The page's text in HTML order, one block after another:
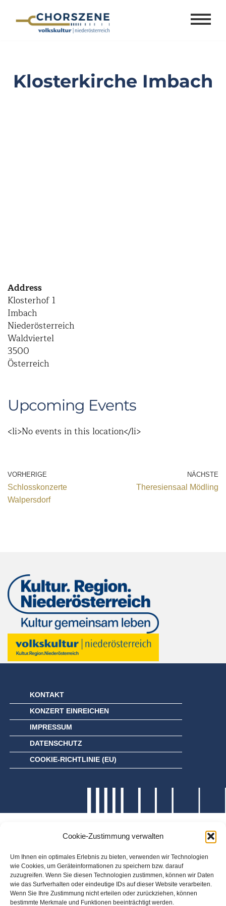
Cookie-Zustimmung verwalten
Um Ihnen ein optimales Erlebnis zu bieten, verwenden wir Technologien
wie Cookies, um Geräteinformationen zu speichern bzw. darauf
zuzugreifen. Wenn Sie diesen Technologien zustimmen, können wir Daten
wie das Surfverhalten oder eindeutige IDs auf dieser Website verarbeiten.
Wenn Sie Ihre Zustimmung nicht erteilen oder zurückziehen, können
bestimmte Merkmale und Funktionen beeinträchtigt werden.
Klosterkirche Imbach
Address
Klosterhof 1
Imbach
Niederösterreich
Waldviertel
3500
Österreich
Upcoming Events
<li>No events in this location</li>
VORHERIGE
Schlosskonzerte
Walpersdorf
NÄCHSTE
Theresiensaal Mödling
KONTAKT
KONZERT EINREICHEN
IMPRESSUM
DATENSCHUTZ
COOKIE-RICHTLINIE (EU)